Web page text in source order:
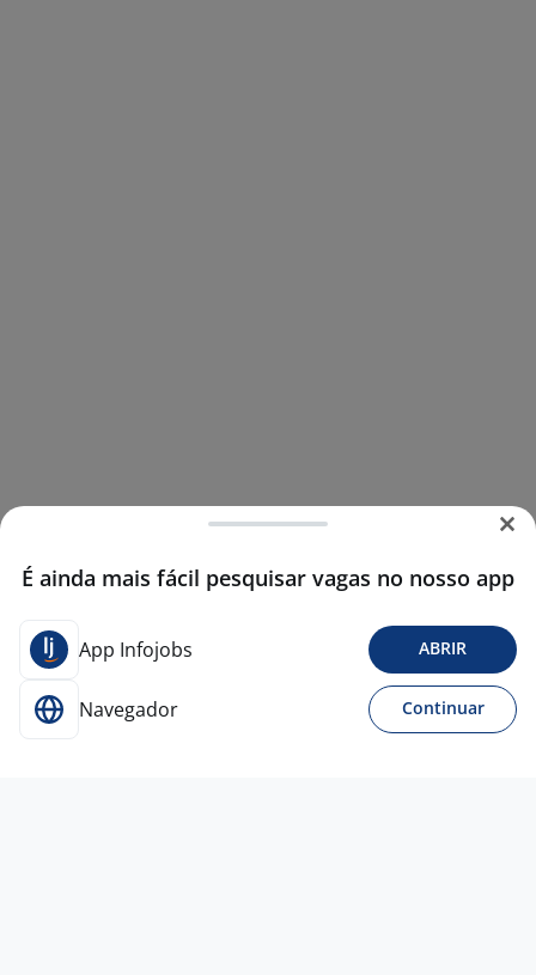
É ainda mais fácil pesquisar vagas no nosso app
App Infojobs ABRIR
Navegador Continuar